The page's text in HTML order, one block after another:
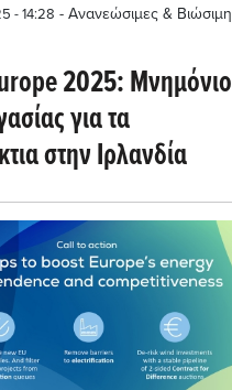
- 14:28 - Ανανεώσιμες & Βιώσιμη
2025: Μνημόνιο
για τα
στην Ιρλανδία